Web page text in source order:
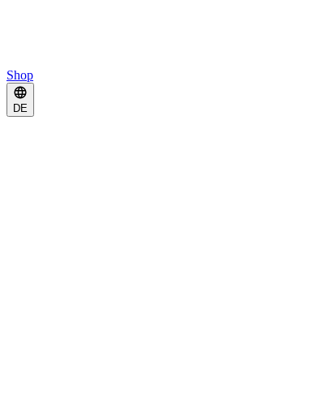
Shop
DE